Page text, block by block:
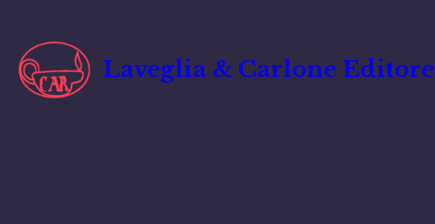
contenuto
Laveglia & Carlone Editore